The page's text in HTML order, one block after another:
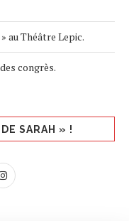
au Théâtre Lepic.
congrès.
SARAH » !